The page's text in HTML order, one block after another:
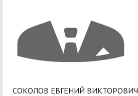
СОКОЛОВ ЕВГЕНИЙ ВИКТОРОВИЧ